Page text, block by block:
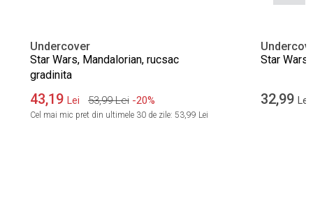
Undercover
Star Wars, Mandalorian, rucsac
gradinita
43,19 Lei 53,99 Lei -20%
Cel mai mic pret din ultimele 30 de zile: 53,99 Lei
Star
32,99 Lei